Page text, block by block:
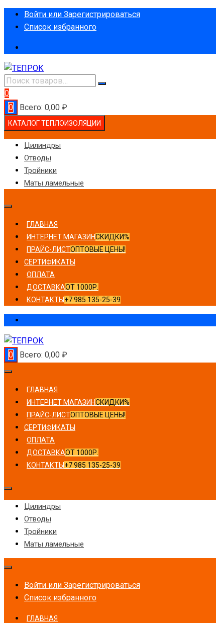
ПерейтиВойти или Зарегистрироваться
Список избранного
0
0
Всего: 0,00 ₽
КАТАЛОГ ТЕПЛОИЗОЛЯЦИИ
Цилиндры
Отводы
Тройники
Маты ламельные
ГЛАВНАЯ
ИНТЕРНЕТ МАГАЗИНСКИДКИ%
ПРАЙС-ЛИСТОПТОВЫЕ ЦЕНЫ!
СЕРТИФИКАТЫ
ОПЛАТА
ДОСТАВКАОТ 1000Р.
КОНТАКТЫ +7 985 135-25-39
0 Всего: 0,00 ₽
ГЛАВНАЯ
ИНТЕРНЕТ МАГАЗИНСКИДКИ%
ПРАЙС-ЛИСТОПТОВЫЕ ЦЕНЫ!
СЕРТИФИКАТЫ
ОПЛАТА
ДОСТАВКАОТ 1000Р.
КОНТАКТЫ +7 985 135-25-39
Цилиндры
Отводы
Тройники
Маты ламельные
Войти или Зарегистрироваться
Список избранного
ГЛАВНАЯ